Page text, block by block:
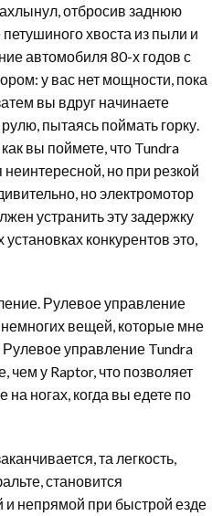
отбросив заднюю
хвоста из пыли и
автомобиля 80-х годов с
у вас нет мощности, пока
вы вдруг начинаете
пытаясь поймать горку.
вы поймете, что Tundra
но при резкой
но электромотор
устранить эту задержку
конкурентов это,
Рулевое управление
вещей, которые мне
управление Tundra
чем у Raptor, что позволяет
на ногах, когда вы едете по
та легкость,
становится
и непрямой при быстрой езде